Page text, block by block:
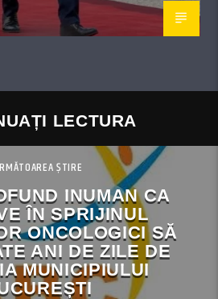
LECTURA
ȘTIRE
INUMAN CA
ÎN SPRIJINUL
ONCOLOGICI SĂ
ANI DE ZILE DE
MUNICIPIULUI